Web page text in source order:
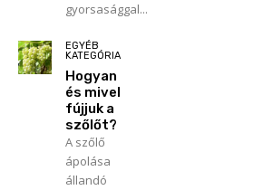
gyorsasággal...
EGYÉB
KATEGÓRIA
Hogyan
és mivel
fújjuk a
szőlőt?
A szőlő
ápolása
állandó